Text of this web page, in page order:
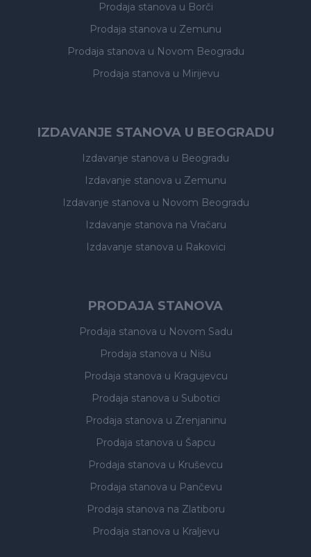
Prodaja stanova u Borči
Prodaja stanova u Zemunu
Prodaja stanova u Novom Beogradu
Prodaja stanova u Mirijevu
IZDAVANJE STANOVA U BEOGRADU
Izdavanje stanova u Beogradu
Izdavanje stanova u Zemunu
Izdavanje stanova u Novom Beogradu
Izdavanje stanova na Vračaru
Izdavanje stanova u Rakovici
PRODAJA STANOVA
Prodaja stanova u Novom Sadu
Prodaja stanova u Nišu
Prodaja stanova u Kragujevcu
Prodaja stanova u Subotici
Prodaja stanova u Zrenjaninu
Prodaja stanova u Šapcu
Prodaja stanova u Kruševcu
Prodaja stanova u Pančevu
Prodaja stanova na Zlatiboru
Prodaja stanova u Kraljevu